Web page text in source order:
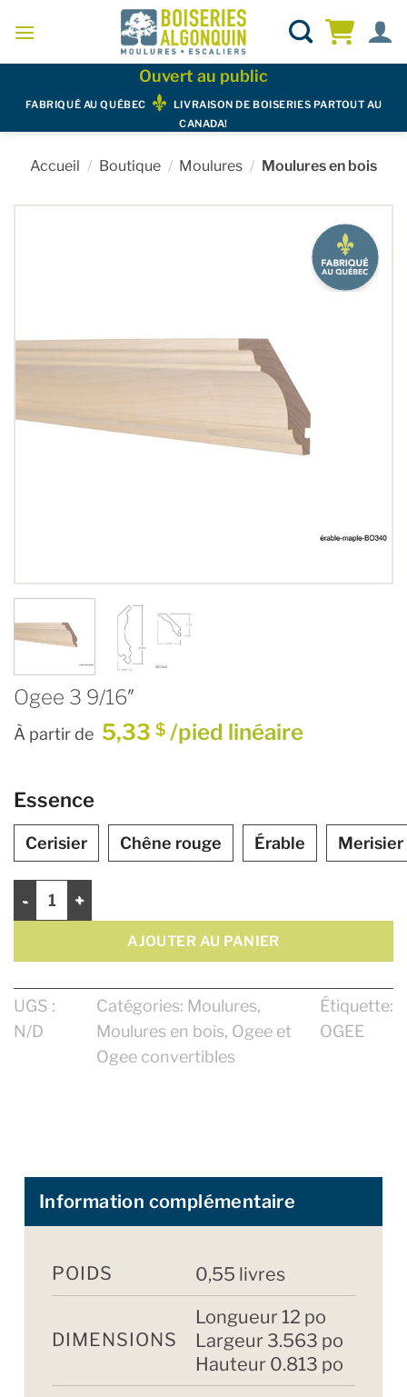
Ouvert au public
FABRIQUÉ AU QUÉBEC
LIVRAISON DE BOISERIES PARTOUT AU
CANADA!
Accueil / Boutique / Moulures / Moulures en bois
Ogee 3 9/16″
À partir de 5,33 $ /pied linéaire
Essence
Cerisier Chêne rouge Érable Merisier
AJOUTER AU PANIER
UGS :
N/D
Catégories: Moulures,
Moulures en bois, Ogee et
Ogee convertibles
Étiquette:
OGEE
Information complémentaire
POIDS 0,55 livres
DIMENSIONS
Longueur 12 po
Largeur 3.563 po
Hauteur 0.813 po